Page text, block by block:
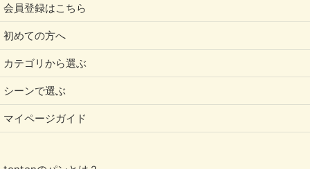
会員登録はこちら
初めての方へ
カテゴリから選ぶ
シーンで選ぶ
マイページガイド